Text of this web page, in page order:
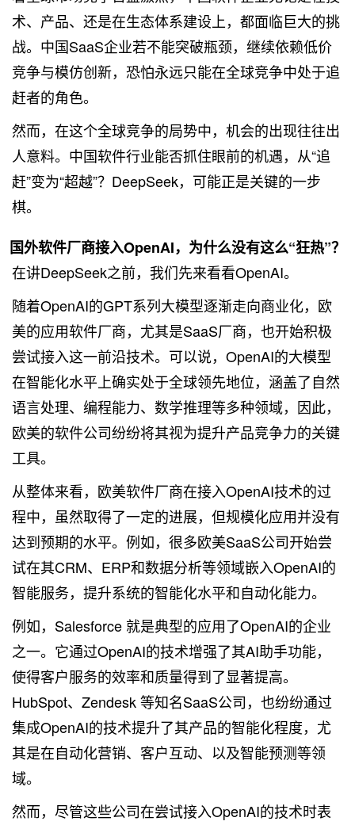
术、产品、还是在生态体系建设上，都面临巨大的挑
战。中国SaaS企业若不能突破瓶颈，继续依赖低价
竞争与模仿创新，恐怕永远只能在全球竞争中处于追
赶者的角色。
然而，在这个全球竞争的局势中，机会的出现往往出
人意料。中国软件行业能否抓住眼前的机遇，从“追
赶”变为“超越”？DeepSeek，可能正是关键的一步
棋。
国外软件厂商接入OpenAI，为什么没有这么“狂热”？
在讲DeepSeek之前，我们先来看看OpenAI。
随着OpenAI的GPT系列大模型逐渐走向商业化，欧
美的应用软件厂商，尤其是SaaS厂商，也开始积极
尝试接入这一前沿技术。可以说，OpenAI的大模型
在智能化水平上确实处于全球领先地位，涵盖了自然
语言处理、编程能力、数学推理等多种领域，因此，
欧美的软件公司纷纷将其视为提升产品竞争力的关键
工具。
从整体来看，欧美软件厂商在接入OpenAI技术的过
程中，虽然取得了一定的进展，但规模化应用并没有
达到预期的水平。例如，很多欧美SaaS公司开始尝
试在其CRM、ERP和数据分析等领域嵌入OpenAI的
智能服务，提升系统的智能化水平和自动化能力。
例如，Salesforce 就是典型的应用了OpenAI的企业
之一。它通过OpenAI的技术增强了其AI助手功能，
使得客户服务的效率和质量得到了显著提高。
HubSpot、Zendesk 等知名SaaS公司，也纷纷通过
集成OpenAI的技术提升了其产品的智能化程度，尤
其是在自动化营销、客户互动、以及智能预测等领
域。
然而，尽管这些公司在尝试接入OpenAI的技术时表